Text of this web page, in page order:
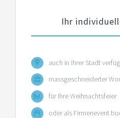
Ihr
auch in Ihrer Stadt
massgeschneiderter
für Ihre Weihnachtsfeier
oder als Firmenevent